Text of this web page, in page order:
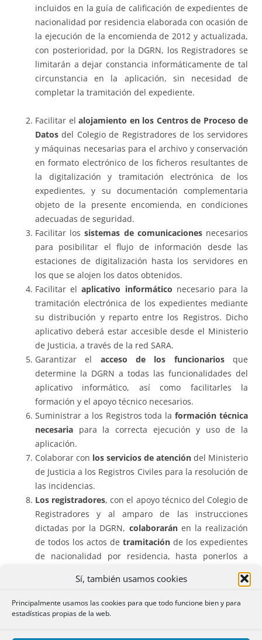
Sí, también usamos cookies
Principalmente usamos las cookies para que todo funcione bien y para
estadísticas propias de la web.
incluidos en la guía de calificación de expedientes de
nacionalidad por residencia elaborada con ocasión de
la ejecución de la encomienda de 2012 y actualizada,
con posterioridad, por la DGRN, los Registradores se
limitarán a dejar constancia informáticamente de tal
circunstancia en la aplicación, sin necesidad de
completar la tramitación del expediente.
Facilitar el alojamiento en los Centros de Proceso de
Datos del Colegio de Registradores de los servidores
y máquinas necesarias para el archivo y conservación
en formato electrónico de los ficheros resultantes de
la digitalización y tramitación electrónica de los
expedientes, y su documentación complementaria
objeto de la presente encomienda, en condiciones
adecuadas de seguridad.
Facilitar lossistemas de comunicacionesnecesarios
para posibilitar el flujo de información desde las
estaciones de digitalización hasta los servidores en
los que se alojen los datos obtenidos.
Facilitar elaplicativo informático necesario para la
tramitación electrónica de los expedientes mediante
su distribución y reparto entre los Registros. Dicho
aplicativo deberá estar accesible desde el Ministerio
de Justicia, a través de la red SARA.
Garantizar el acceso de los funcionariosque
determine la DGRN a todas las funcionalidades del
aplicativo informático, así como facilitarles la
formación y el apoyo técnico necesarios.
Suministrar a los Registros toda laformación técnica
necesaria para la correcta ejecución y uso de la
aplicación.
Colaborar con los servicios de atención del Ministerio
de Justicia a los Registros Civiles para la resolución de
las incidencias.
Los registradores, con el apoyo técnico del Colegio de
Registradores y al amparo de las instrucciones
dictadas por la DGRN, colaboraránen la realización
de todos los actos de tramitación de los expedientes
de nacionalidad por residencia, hasta ponerlos a
disposición del Ministerio de Justicia para la
redacción de la propuesta de resolución y la
resolución definitiva de las solicitudes.
Establecer unprocedimiento de comunicación